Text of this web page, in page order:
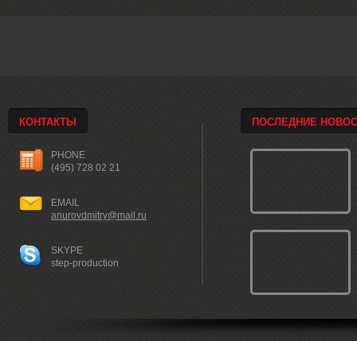
КОНТАКТЫ
PHONE
(495) 728 02 21
EMAIL
anurovdmitry@mail.ru
SKYPE
step-production
ПОСЛЕДНИЕ